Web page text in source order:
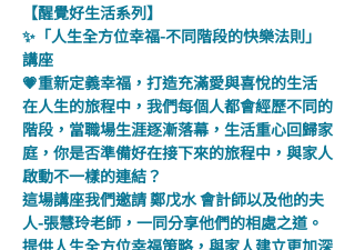
【醒覺好生活系列】
✨「人生全方位幸福-不同階段的快樂法則」
講座
💗重新定義幸福，打造充滿愛與喜悅的生活
在人生的旅程中，我們每個人都會經歷不同的
階段，當職場生涯逐漸落幕，生活重心回歸家
庭，你是否準備好在接下來的旅程中，與家人
啟動不一樣的連結？
這場講座我們邀請 鄭戊水 會計師以及他的夫
人-張慧玲老師，一同分享他們的相處之道。
提供人生全方位幸福策略，與家人建立更加深